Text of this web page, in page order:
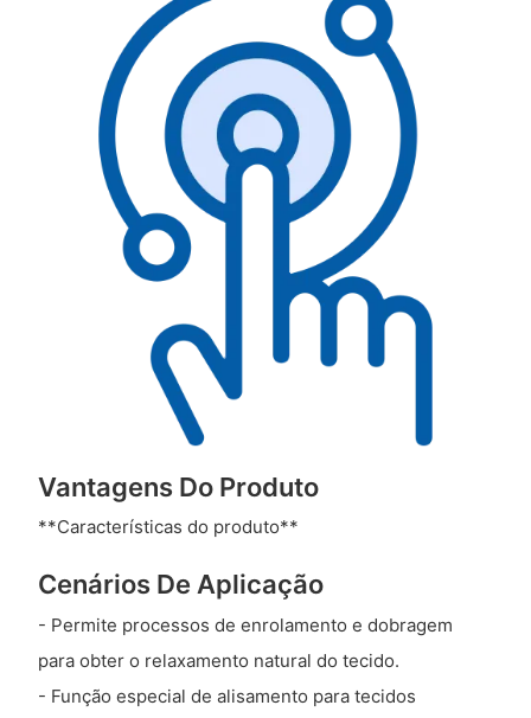
Vantagens Do Produto
**Características do produto**
Cenários De Aplicação
- Permite processos de enrolamento e dobragem
para obter o relaxamento natural do tecido.
- Função especial de alisamento para tecidos